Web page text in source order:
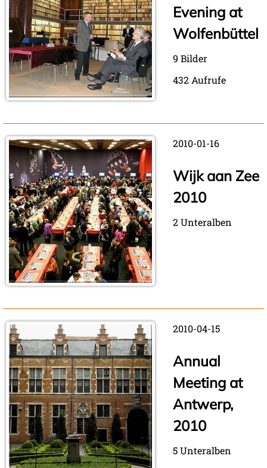
Evening at
Wolfenbüttel
9 Bilder
432 Aufrufe
2010-01-16
Wijk aan Zee
2010
2 Unteralben
2010-04-15
Annual
Meeting at
Antwerp,
2010
5 Unteralben